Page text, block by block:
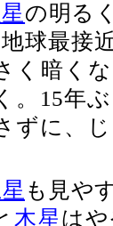
の明る
球最接
く暗く
。15年
ずに、
も見や
木星は